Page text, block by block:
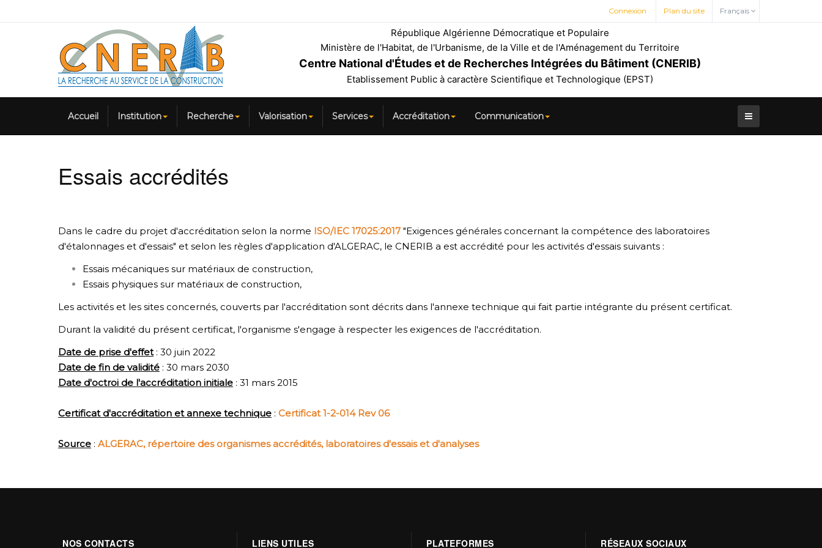
Connexion Plan du site Français
République Algérienne Démocratique et Populaire
Ministère de l'Habitat, de l'Urbanisme, de la Ville et de l'Aménagement du Territoire
Centre National d'Études et de Recherches Intégrées du Bâtiment (CNERIB)
Etablissement Public à caractère Scientifique et Technologique (EPST)
Accueil Institution Recherche Valorisation Services Accréditation Communication
Essais accrédités
Dans le cadre du projet d'accréditation selon la norme ISO/IEC 17025:2017 "Exigences générales concernant la compétence des laboratoires
d'étalonnages et d'essais" et selon les règles d'application d'ALGERAC, le CNERIB a est accrédité pour les activités d'essais suivants :
Essais mécaniques sur matériaux de construction,
Essais physiques sur matériaux de construction,
Les activités et les sites concernés, couverts par l'accréditation sont décrits dans l'annexe technique qui fait partie intégrante du présent certificat.
Durant la validité du présent certificat, l'organisme s'engage à respecter les exigences de l'accréditation.
Date de prise d'effet: 30 juin 2022
Date de fin de validité : 30 mars 2030
Date d'octroi de l'accréditation initiale : 31 mars 2015
Certificat d'accréditation et annexe technique : Certificat 1-2-014 Rev 06
Source : ALGERAC, répertoire des organismes accrédités, laboratoires d'essais et d'analyses
NOS CONTACTS LIENS UTILES PLATEFORMES RÉSEAUX SOCIAUX